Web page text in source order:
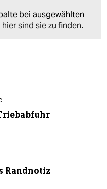
bei ausgewählten
hier sind sie zu finden.
Randnotiz